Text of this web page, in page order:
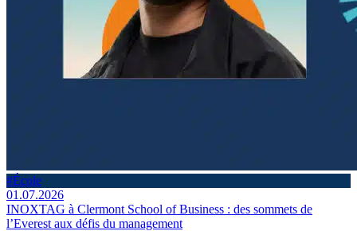
#École
01.07.2026
INOXTAG à Clermont School of Business : des sommets de
l’Everest aux défis du management